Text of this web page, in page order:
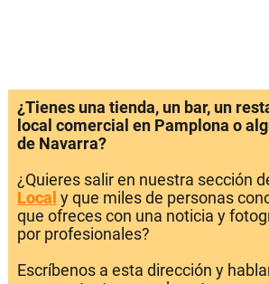
¿Tienes una tienda, un bar, un
local comercial en Pamplona o
de Navarra?
¿Quieres salir en nuestra sección
Local y que miles de personas
que ofreces con una noticia y
por profesionales?
Escríbenos a esta dirección y